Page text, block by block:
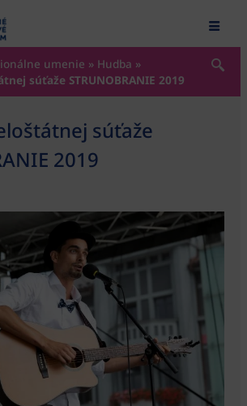
umenie » Hudba »
súťaže STRUNOBRANIE 2019
súťaže
2019